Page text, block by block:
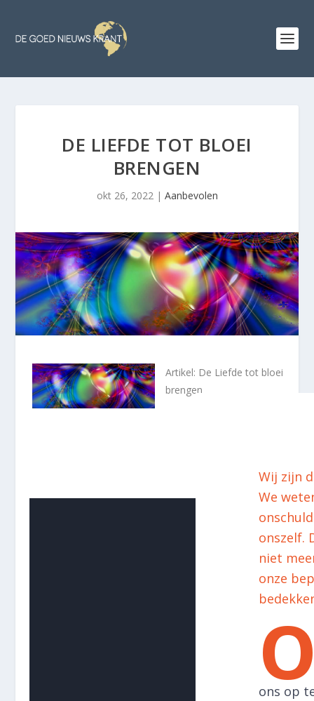
DE LIEFDE TOT BLOEI
BRENGEN
okt 26, 2022| Aanbevolen
Artikel: De Liefde tot bloei
brengen
Wij zijn
We
onszelf.
niet
onze
ons op